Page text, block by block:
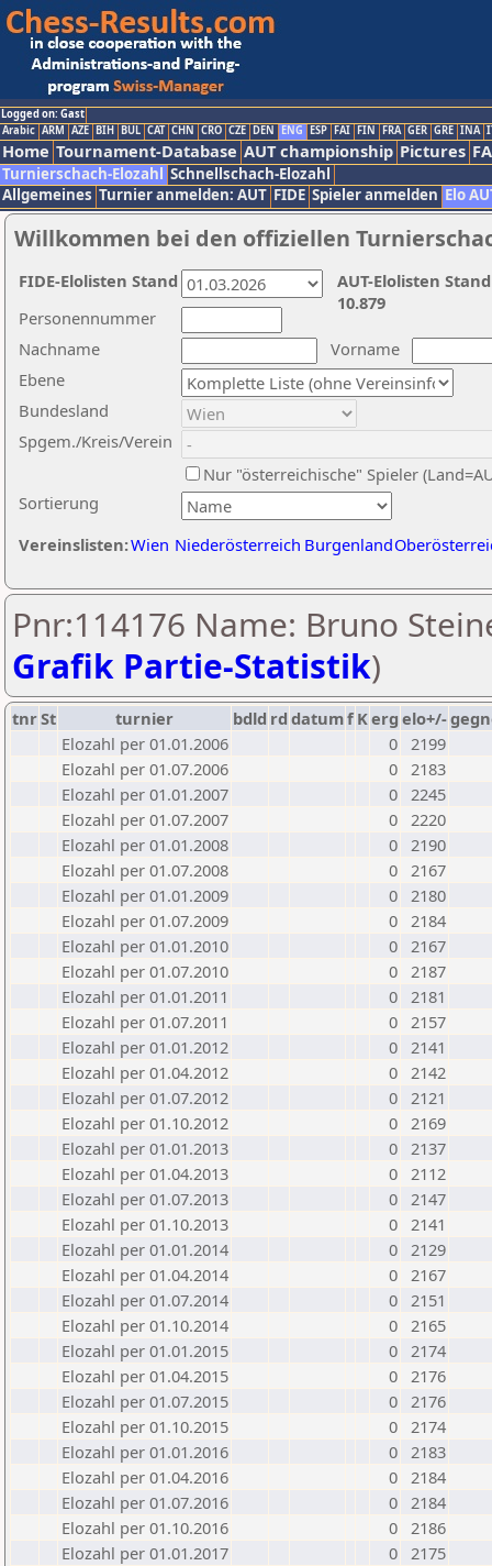
Logged on: Gast
Arabic ARM AZE BIH BUL CAT CHN CRO CZE DEN ENG ESP FAI FIN FRA GER GRE INA
Home Tournament-Database AUT championship Pictures
Turnierschach-Elozahl Schnellschach-Elozahl
Allgemeines Turnier anmelden: AUT FIDE Spieler anmelden Elo
Willkommen bei den offiziellen
Nachname
Vorname
Ebene
Sortierung
Personennummer
Bundesland
Spgem./Kreis/Verein
Nur "österreichische" Spieler
Vereinslisten:Wien Niederösterreich Burgenland
AUT-Elolisten
10.879
FIDE-Elolisten Stand
Pnr:114176 Name: Bruno
Grafik Partie-Statistik)
tnrSt turnier bdld rd datumf Kerg elo+/-
Elozahl per 01.01.2006
0 2199
Elozahl per 01.07.2006
0 2183
Elozahl per 01.01.2007
0 2245
Elozahl per 01.07.2007
0 2220
Elozahl per 01.01.2008
0 2190
Elozahl per 01.07.2008
0 2167
Elozahl per 01.01.2009
0 2180
Elozahl per 01.07.2009
0 2184
Elozahl per 01.01.2010
0 2167
Elozahl per 01.07.2010
0 2187
Elozahl per 01.01.2011
0 2181
Elozahl per 01.07.2011
0 2157
Elozahl per 01.01.2012
0 2141
Elozahl per 01.04.2012
0 2142
Elozahl per 01.07.2012
0 2121
Elozahl per 01.10.2012
0 2169
Elozahl per 01.01.2013
0 2137
Elozahl per 01.04.2013
0 2112
Elozahl per 01.07.2013
0 2147
Elozahl per 01.10.2013
0 2141
Elozahl per 01.01.2014
0 2129
Elozahl per 01.04.2014
0 2167
Elozahl per 01.07.2014
0 2151
Elozahl per 01.10.2014
0 2165
Elozahl per 01.01.2015
0 2174
Elozahl per 01.04.2015
0 2176
Elozahl per 01.07.2015
0 2176
Elozahl per 01.10.2015
0 2174
Elozahl per 01.01.2016
0 2183
Elozahl per 01.04.2016
0 2184
Elozahl per 01.07.2016
0 2184
Elozahl per 01.10.2016
0 2186
Elozahl per 01.01.2017
0 2175